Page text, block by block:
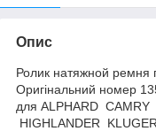
Опис
Ролик натяжной ремня
Оригінальний номер
для ALPHARD
HIGHLANDER